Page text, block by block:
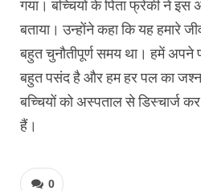
गया। बच्चियों के पिता फ्रेंकी ने इस
बताया। उन्होंने कहा कि यह हमारे
बहुत चुनौतीपूर्ण समय था। हमें अपने
बहुत पसंद है और हम हर पल का जश्न
बच्चियों को अस्पताल से डिस्चार्ज
हैं।
0